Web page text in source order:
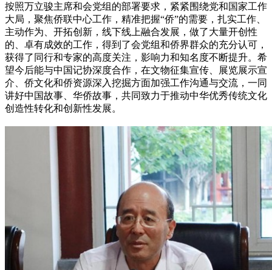
按照万立骏主席和会党组的部署要求，紧紧围绕党和国家工作
大局，聚焦侨联中心工作，精准把握“侨”的需要，扎实工作、
主动作为、开拓创新，线下线上融合发展，做了大量开创性
的、卓有成效的工作，得到了会党组和侨界群众的充分认可，
获得了同行和专家的高度关注，影响力和知名度不断提升。希
望今后能与中国记协深度合作，在文物征集宣传、展览展示宣
介、侨文化和侨资源深入挖掘方面加强工作沟通与交流，一同
讲好中国故事、华侨故事，共同致力于推动中华优秀传统文化
创造性转化和创新性发展。